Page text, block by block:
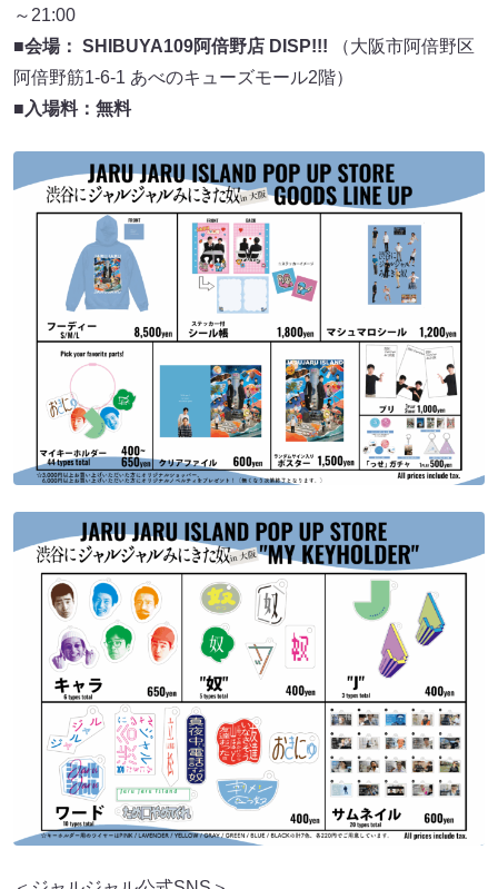
～21:00
■会場： SHIBUYA109阿倍野店 DISP!!!
（大阪市阿倍野区
阿倍野筋1-6-1 あべのキューズモール2階）
■入場料：無料